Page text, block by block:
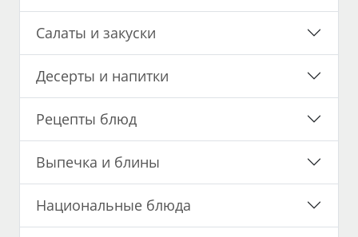
Салаты и закуски
Десерты и напитки
Рецепты блюд
Выпечка и блины
Национальные блюда